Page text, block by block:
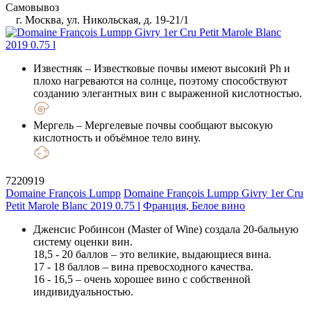
Самовывоз
г. Москва, ул. Никольская, д. 19-21/1
Известняк – Известковые почвы имеют высокий Ph и
плохо нагреваются на солнце, поэтому способствуют
созданию элегантных вин с выраженной кислотностью.
Мергель – Мергелевые почвы сообщают высокую
кислотность и объёмное тело вину.
7220919
Domaine François Lumpp Domaine François Lumpp Givry 1er Cru
Petit Marole Blanc 2019 0.75 l Франция, Белое вино
Дженсис Робинсон (Master of Wine) создала 20-бальную
систему оценки вин.
18,5 - 20 баллов – это великие, выдающиеся вина.
17 - 18 баллов – вина превосходного качества.
16 - 16,5 – очень хорошее вино с собственной
индивидуальностью.